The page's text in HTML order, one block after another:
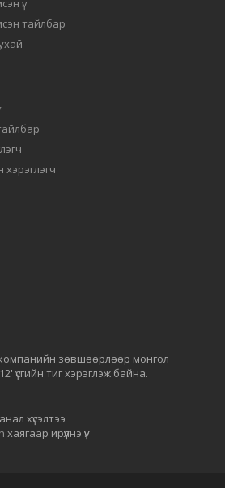
үг
тайлбар
зөвшөөрлөөр монгол
үсгийн тиг хэрэглэж байна.
хүсэлтээ
хаягаар ирүүлнэ үү.